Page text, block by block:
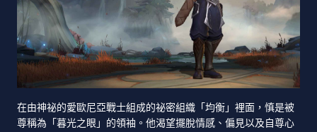
在由神祕的愛歐尼亞戰士組成的祕密組織「均衡」裡面，慎是被
尊稱為「暮光之眼」的領袖。他渴望擺脫情感、偏見以及自尊心